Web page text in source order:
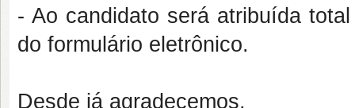
- Ao candidato será atribuída
do formulário eletrônico.
Desde já agradecemos,